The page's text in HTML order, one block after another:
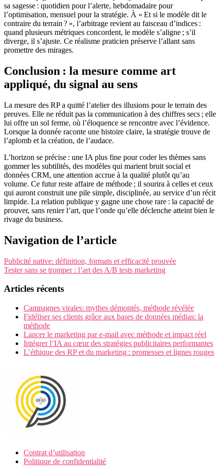
sa sagesse : quotidien pour l’alerte, hebdomadaire pour
l’optimisation, mensuel pour la stratégie. À « Et si le modèle dit le
contraire du terrain ? », l’arbitrage revient au faisceau d’indices :
quand plusieurs métriques concordent, le modèle s’aligne ; s’il
diverge, il s’ajuste. Ce réalisme praticien préserve l’allant sans
promettre des mirages.
Conclusion : la mesure comme art
appliqué, du signal au sens
La mesure des RP a quitté l’atelier des illusions pour le terrain des
preuves. Elle ne réduit pas la communication à des chiffres secs ; elle
lui offre un sol ferme, où l’éloquence se rencontre avec l’évidence.
Lorsque la donnée raconte une histoire claire, la stratégie trouve de
l’aplomb et la création, de l’audace.
L’horizon se précise : une IA plus fine pour coder les thèmes sans
gommer les subtilités, des modèles qui marient bruit social et
données CRM, une attention accrue à la qualité plutôt qu’au
volume. Ce futur reste affaire de méthode ; il sourira à celles et ceux
qui auront construit une pile simple, disciplinée, au service d’un récit
limpide. La relation publique y gagne une chose rare : la capacité de
prouver, sans renier l’art, que l’onde qu’elle déclenche atteint bien le
rivage du business.
Navigation de l’article
Publicité native: définition, formats et efficacité prouvée
Tester sans se tromper : l’art des A/B tests marketing
Articles récents
Campagnes virales: mythes démontés, méthode révélée
Fidéliser ses clients grâce aux bases de données médias: la
méthode
Lancer le marketing par e-mail avec méthode et impact réel
Intégrer l’IA au cœur des stratégies publicitaires performantes
L’éthique des RP et du marketing : promesses et lignes rouges
Contrat d’utilisation
Politique de confidentialité